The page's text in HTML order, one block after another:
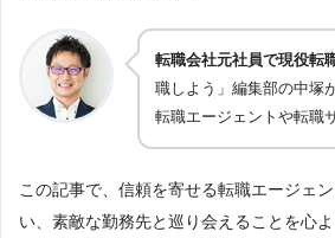
転職会社元社員で現役転
職しよう」編集部の中塚
転職エージェントや転職
この記事で、信頼を寄せる転職エージェ
い、素敵な勤務先と巡り会えることを心よ